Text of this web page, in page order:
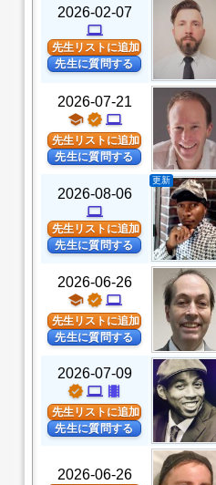
2026-02-07
computer
先生リストに追加
先生に質問する
2026-07-21
school verified computer
先生リストに追加
先生に質問する
2026-08-06
computer
先生リストに追加
先生に質問する
更新
2026-06-26
school verified computer
先生リストに追加
先生に質問する
2026-07-09
verified computer theaters
先生リストに追加
先生に質問する
2026-06-26